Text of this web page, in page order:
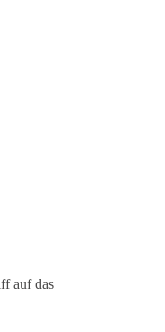
findet
– jetzt
werden.
auf das